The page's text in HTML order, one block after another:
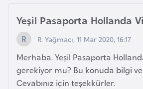
Yeşil Pasaporta Hollanda
R. Yağmacı, 11 Mar 2020, 16:17
Merhaba. Yeşil Pasaporta
gerekiyor mu? Bu konuda bilgi
Cevabınız için teşekkürler.
i
S
a
h
i
l
i